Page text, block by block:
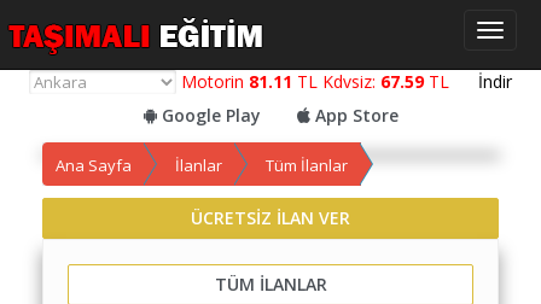
Motorin 81.11 TL Kdvsiz: 67.59TL İndir
Google Play
App Store
Maliyet
Yemek
Ana Sayfa İlanlar Tüm İlanlar
ÜCRETSİZ İLAN VER
TÜM İLANLAR